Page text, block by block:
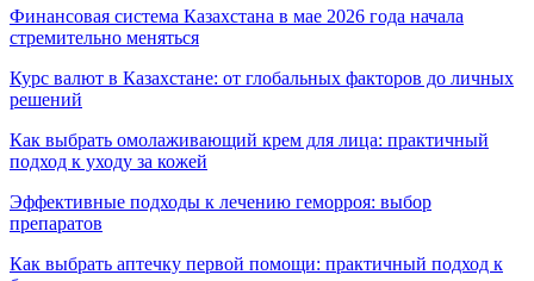
Финансовая система Казахстана в мае 2026 года начала
стремительно меняться
Курс валют в Казахстане: от глобальных факторов до личных
решений
Как выбрать омолаживающий крем для лица: практичный
подход к уходу за кожей
Эффективные подходы к лечению геморроя: выбор
препаратов
Как выбрать аптечку первой помощи: практичный подход к